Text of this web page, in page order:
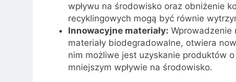
wpływu na środowisko oraz obniżenie
recyklingowych mogą być równie
Innowacyjne materiały: Wprowadzenie
materiały biodegradowalne, otwiera
nim możliwe jest uzyskanie produktów
mniejszym wpływie na środowisko.